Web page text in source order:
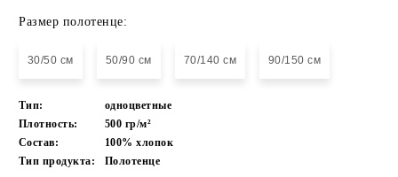
Размер полотенце:
30/50 см 50/90 см 70/140 см 90/150 см
Тип:
одноцветные
Плотность:
500 гр/м²
Состав:
100% хлопок
Тип продукта:
Полотенце